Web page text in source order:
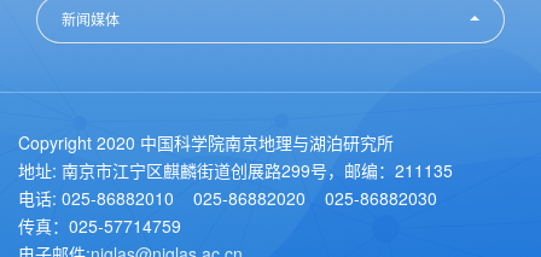
新闻媒体
Copyright 2020 中国科学院南京地理与湖泊研究所
地址: 南京市江宁区麒麟街道创展路299号，邮编：211135
电话: 025-86882010 025-86882020 025-86882030
传真：025-57714759